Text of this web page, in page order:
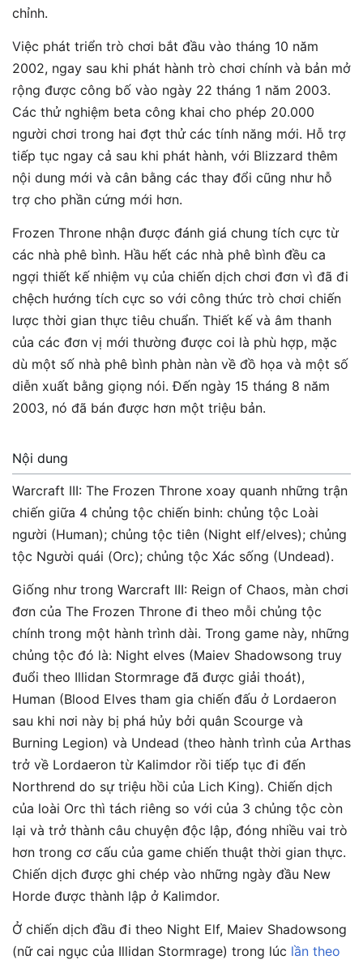
chỉnh.
Việc phát triển trò chơi bắt đầu vào tháng 10 năm
2002, ngay sau khi phát hành trò chơi chính và bản mở
rộng được công bố vào ngày 22 tháng 1 năm 2003.
Các thử nghiệm beta công khai cho phép 20.000
người chơi trong hai đợt thử các tính năng mới. Hỗ trợ
tiếp tục ngay cả sau khi phát hành, với Blizzard thêm
nội dung mới và cân bằng các thay đổi cũng như hỗ
trợ cho phần cứng mới hơn.
Frozen Throne nhận được đánh giá chung tích cực từ
các nhà phê bình. Hầu hết các nhà phê bình đều ca
ngợi thiết kế nhiệm vụ của chiến dịch chơi đơn vì đã đi
chệch hướng tích cực so với công thức trò chơi chiến
lược thời gian thực tiêu chuẩn. Thiết kế và âm thanh
của các đơn vị mới thường được coi là phù hợp, mặc
dù một số nhà phê bình phàn nàn về đồ họa và một số
diễn xuất bằng giọng nói. Đến ngày 15 tháng 8 năm
2003, nó đã bán được hơn một triệu bản.
Nội dung
Warcraft III: The Frozen Throne xoay quanh những trận
chiến giữa 4 chủng tộc chiến binh: chủng tộc Loài
người (Human); chủng tộc tiên (Night elf/elves); chủng
tộc Người quái (Orc); chủng tộc Xác sống (Undead).
Giống như trong Warcraft III: Reign of Chaos, màn chơi
đơn của The Frozen Throne đi theo mỗi chủng tộc
chính trong một hành trình dài. Trong game này, những
chủng tộc đó là: Night elves (Maiev Shadowsong truy
đuổi theo Illidan Stormrage đã được giải thoát),
Human (Blood Elves tham gia chiến đấu ở Lordaeron
sau khi nơi này bị phá hủy bởi quân Scourge và
Burning Legion) và Undead (theo hành trình của Arthas
trở về Lordaeron từ Kalimdor rồi tiếp tục đi đến
Northrend do sự triệu hồi của Lich King). Chiến dịch
của loài Orc thì tách riêng so với của 3 chủng tộc còn
lại và trở thành câu chuyện độc lập, đóng nhiều vai trò
hơn trong cơ cấu của game chiến thuật thời gian thực.
Chiến dịch được ghi chép vào những ngày đầu New
Horde được thành lập ở Kalimdor.
Ở chiến dịch đầu đi theo Night Elf, Maiev Shadowsong
(nữ cai ngục của Illidan Stormrage) trong lúc lần theo